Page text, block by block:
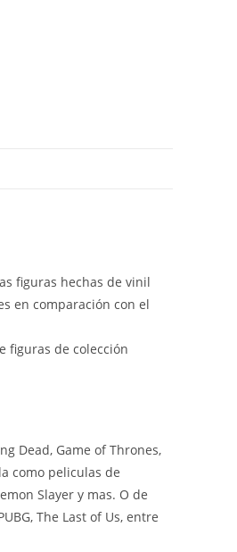
figuras hechas de vinil
en comparación con el
figuras de colección
Dead, Game of Thrones,
como peliculas de
Slayer y mas. O de
The Last of Us, entre